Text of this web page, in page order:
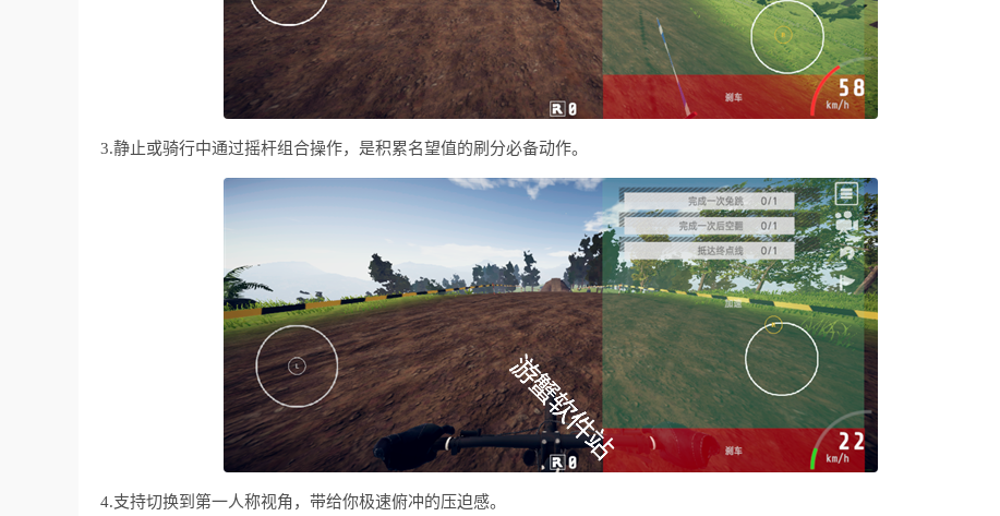
3.静止或骑行中通过摇杆组合操作，是积累名望值的刷分必备动作。
4.支持切换到第一人称视角，带给你极速俯冲的压迫感。